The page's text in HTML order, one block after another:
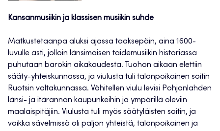
Kansanmusiikin ja klassisen musiikin suhde
Matkustetaanpa aluksi ajassa taaksepäin, aina 1600-
luvulle asti, jolloin länsimaisen taidemusiikin historiassa
puhutaan barokin aikakaudesta. Tuohon aikaan elettiin
sääty-yhteiskunnassa, ja viulusta tuli talonpoikainen soitin
Ruotsin valtakunnassa. Vähitellen viulu levisi Pohjanlahden
länsi- ja itärannan kaupunkeihin ja ympärillä oleviin
maalaispitäjiin. Viulusta tuli myös säätyläisten soitin, ja
vaikka sävelmissä oli paljon yhteistä, talonpoikainen ja